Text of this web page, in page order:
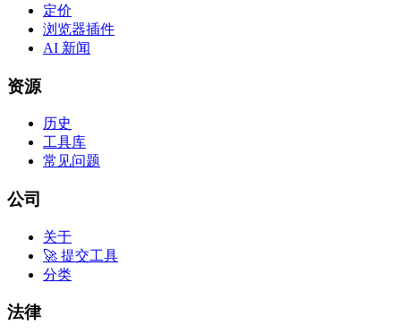
定价
浏览器插件
AI 新闻
资源
历史
工具库
常见问题
公司
关于
🚀 提交工具
分类
法律